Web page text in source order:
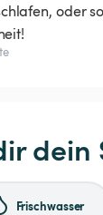
oder
dein
Frischwasser